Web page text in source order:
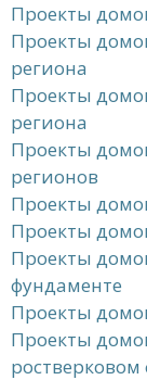
Проекты
Проекты
региона
Проекты
региона
Проекты
регионов
Проекты
Проекты
Проекты
фундаменте
Проекты
Проекты